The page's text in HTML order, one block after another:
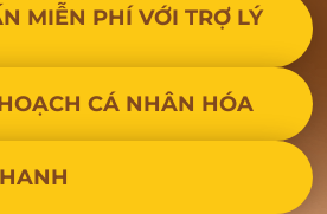
MIỄN PHÍ VỚI TRỢ LÝ
CÁ NHÂN HÓA